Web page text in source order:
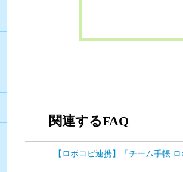
関連するFAQ
【ロボコピ連携】「チーム手帳